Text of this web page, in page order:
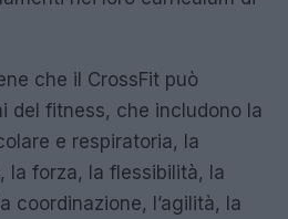
che il CrossFit può
del fitness, che includono la
e respiratoria, la
la forza, la flessibilità, la
coordinazione, l’agilità, la